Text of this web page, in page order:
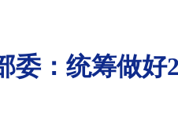
：统筹做好